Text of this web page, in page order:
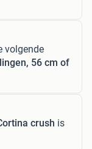
volgende
56 cm of
crush is